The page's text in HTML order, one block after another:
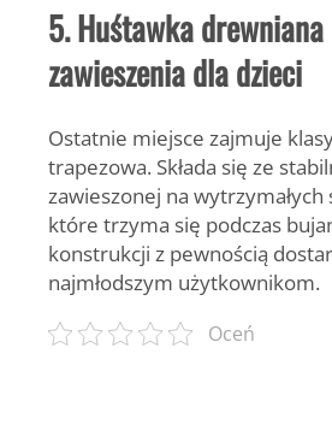
5. Huśtawka
zawieszenia dla dzieci
Ostatnie miejsce zajmuje
trapezowa. Składa się ze
zawieszonej na wytrzymałych
które trzyma się podczas
konstrukcji z pewnością
najmłodszym użytkownikom.
Oceń